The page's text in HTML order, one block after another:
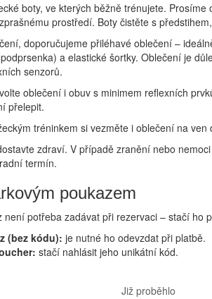
boty, ve kterých běžně trénujete.
prostředí. Boty čistěte s
doporučujeme přiléhavé oblečení –
a elastické šortky. Oblečení je
senzorů.
oblečení i obuv s minimem reflexních
přelepit.
tréninkem si vezměte i oblečení na
zdraví. V případě zranění nebo
termín.
poukazem
není potřeba zadávat při rezervaci – stačí ho
(bez kódu): je nutné ho odevzdat při platbě.
stačí nahlásit jeho unikátní kód.
Již proběhlo